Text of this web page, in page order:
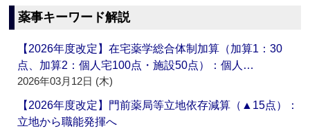
薬事キーワード解説
【2026年度改定】在宅薬学総合体制加算（加算1：30
点、加算2：個人宅100点・施設50点）：個人…
2026年03月12日 (木)
【2026年度改定】門前薬局等立地依存減算（▲15点）：
立地から職能発揮へ